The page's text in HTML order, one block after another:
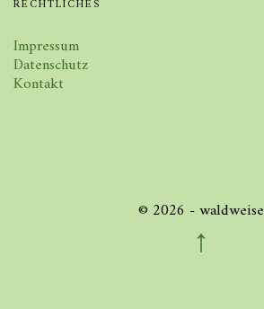
RECHTLICHES
Impressum
Datenschutz
Kontakt
© 2026 - waldweise